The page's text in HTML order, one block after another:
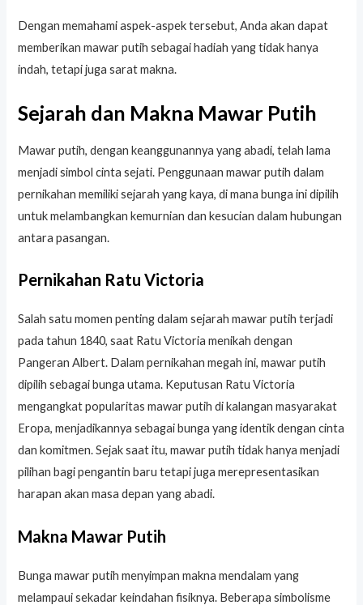
Dengan memahami aspek-aspek tersebut, Anda akan dapat
memberikan mawar putih sebagai hadiah yang tidak hanya
indah, tetapi juga sarat makna.
Sejarah dan Makna Mawar Putih
Mawar putih, dengan keanggunannya yang abadi, telah lama
menjadi simbol cinta sejati. Penggunaan mawar putih dalam
pernikahan memiliki sejarah yang kaya, di mana bunga ini dipilih
untuk melambangkan kemurnian dan kesucian dalam hubungan
antara pasangan.
Pernikahan Ratu Victoria
Salah satu momen penting dalam sejarah mawar putih terjadi
pada tahun 1840, saat Ratu Victoria menikah dengan
Pangeran Albert. Dalam pernikahan megah ini, mawar putih
dipilih sebagai bunga utama. Keputusan Ratu Victoria
mengangkat popularitas mawar putih di kalangan masyarakat
Eropa, menjadikannya sebagai bunga yang identik dengan cinta
dan komitmen. Sejak saat itu, mawar putih tidak hanya menjadi
pilihan bagi pengantin baru tetapi juga merepresentasikan
harapan akan masa depan yang abadi.
Makna Mawar Putih
Bunga mawar putih menyimpan makna mendalam yang
melampaui sekadar keindahan fisiknya. Beberapa simbolisme